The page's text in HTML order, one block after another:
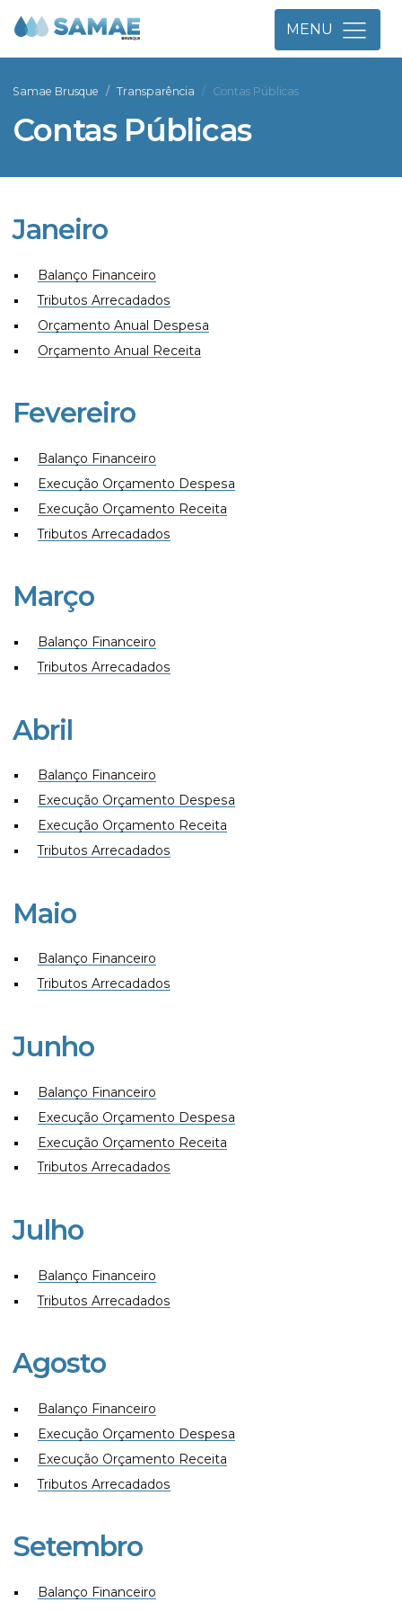
MENU
Samae Brusque Transparência Contas Públicas
Contas Públicas
Janeiro
Balanço Financeiro
Tributos Arrecadados
Orçamento Anual Despesa
Orçamento Anual Receita
Fevereiro
Balanço Financeiro
Execução Orçamento Despesa
Execução Orçamento Receita
Tributos Arrecadados
Março
Balanço Financeiro
Tributos Arrecadados
Abril
Balanço Financeiro
Execução Orçamento Despesa
Execução Orçamento Receita
Tributos Arrecadados
Maio
Balanço Financeiro
Tributos Arrecadados
Junho
Balanço Financeiro
Execução Orçamento Despesa
Execução Orçamento Receita
Tributos Arrecadados
Julho
Balanço Financeiro
Tributos Arrecadados
Agosto
Balanço Financeiro
Execução Orçamento Despesa
Execução Orçamento Receita
Tributos Arrecadados
Setembro
Balanço Financeiro